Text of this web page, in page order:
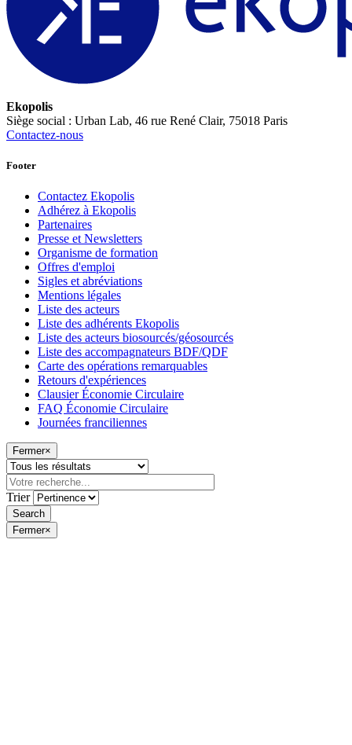
Ekopolis
Siège social : Urban Lab, 46 rue René Clair, 75018 Paris
Contactez-nous
Footer
Contactez Ekopolis
Adhérez à Ekopolis
Partenaires
Presse et Newsletters
Organisme de formation
Offres d'emploi
Sigles et abréviations
Mentions légales
Liste des acteurs
Liste des adhérents Ekopolis
Liste des acteurs biosourcés/géosourcés
Liste des accompagnateurs BDF/QDF
Carte des opérations remarquables
Retours d'expériences
Clausier Économie Circulaire
FAQ Économie Circulaire
Journées franciliennes
Fermer×
Trier
Fermer×